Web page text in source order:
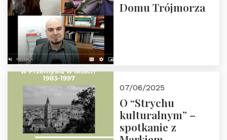
Domu Trójmorza
07/06/2025
O “Strychu
kulturalnym” –
spotkanie z